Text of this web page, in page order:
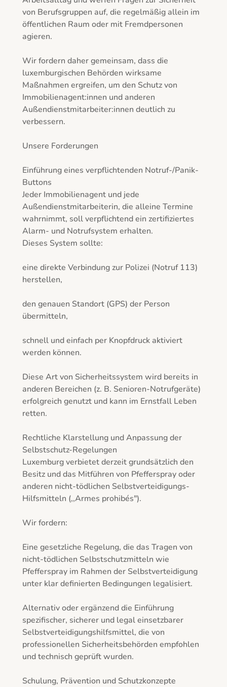
von Berufsgruppen auf, die regelmäßig allein im
öffentlichen Raum oder mit Fremdpersonen
agieren.
Wir fordern daher gemeinsam, dass die
luxemburgischen Behörden wirksame
Maßnahmen ergreifen, um den Schutz von
Immobilienagent:innen und anderen
Außendienstmitarbeiter:innen deutlich zu
verbessern.
Unsere Forderungen
Einführung eines verpflichtenden Notruf-/Panik-
Buttons
Jeder Immobilienagent und jede
Außendienstmitarbeiterin, die alleine Termine
wahrnimmt, soll verpflichtend ein zertifiziertes
Alarm- und Notrufsystem erhalten.
Dieses System sollte:
eine direkte Verbindung zur Polizei (Notruf 113)
herstellen,
den genauen Standort (GPS) der Person
übermitteln,
schnell und einfach per Knopfdruck aktiviert
werden können.
Diese Art von Sicherheitssystem wird bereits in
anderen Bereichen (z. B. Senioren-Notrufgeräte)
erfolgreich genutzt und kann im Ernstfall Leben
retten.
Rechtliche Klarstellung und Anpassung der
Selbstschutz-Regelungen
Luxemburg verbietet derzeit grundsätzlich den
Besitz und das Mitführen von Pfefferspray oder
anderen nicht-tödlichen Selbstverteidigungs-
Hilfsmitteln (,,Armes prohibés").
Wir fordern:
Eine gesetzliche Regelung, die das Tragen von
nicht-tödlichen Selbstschutzmitteln wie
Pfefferspray im Rahmen der Selbstverteidigung
unter klar definierten Bedingungen legalisiert.
Alternativ oder ergänzend die Einführung
spezifischer, sicherer und legal einsetzbarer
Selbstverteidigungshilfsmittel, die von
professionellen Sicherheitsbehörden empfohlen
und technisch geprüft wurden.
Schulung, Prävention und Schutzkonzepte